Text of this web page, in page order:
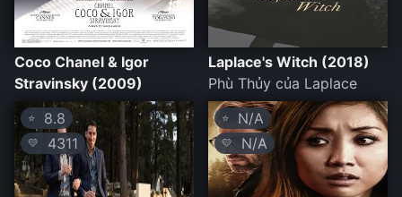
Coco Chanel & Igor
Stravinsky (2009)
Laplace's Witch (2018)
Phù Thủy của Laplace
⭐ 8.8
💛 4311
⭐ N/A
💛 N/A